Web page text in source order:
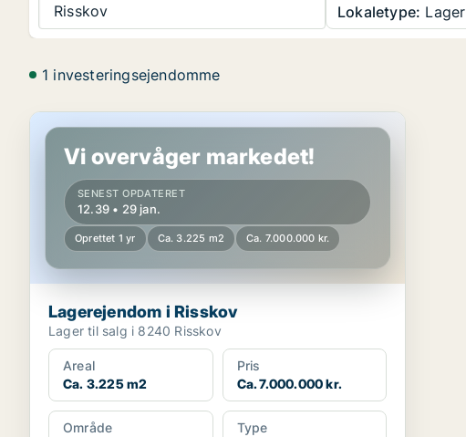
Risskov Lokaletype: Lager
1 investeringsejendomme
Lagerejendom i Risskov
Vi overvåger markedet!
SENEST OPDATERET
12.39 • 29 jan.
Oprettet 1 yr Ca. 3.225 m2 Ca. 7.000.000 kr.
Lagerejendom i Risskov
Lager til salg i 8240 Risskov
Areal
Ca. 3.225 m2
Pris
Ca. 7.000.000 kr.
Område
Type